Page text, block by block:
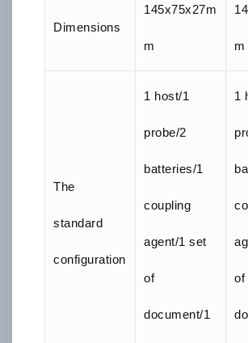
Dimensions
145x75x27m
m m
The
standard
configuration
1 host/1
probe/2
batteries/1
coupling
agent/1 set
of
document/1
1
of